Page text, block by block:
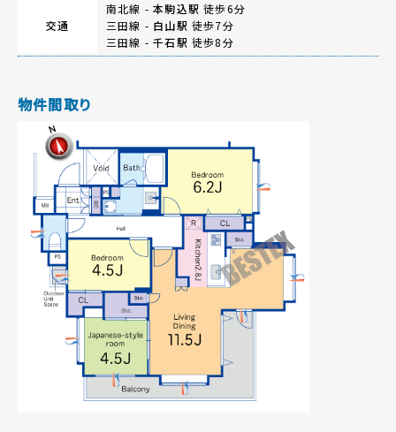
交通
南北線 -本駒込駅 徒歩6分
三田線 - 白山駅 徒歩7分
三田線 -千石駅 徒歩8分
物件間取り